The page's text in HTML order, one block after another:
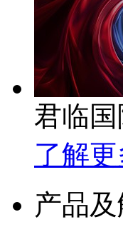
君临
了解更
产品